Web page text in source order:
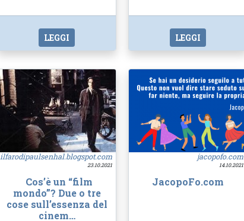
LEGGI LEGGI
ilfarodipaulsenhal.blogspot.com
23.10.2021
Cos’è un “film
mondo”? Due o tre
cose sull’essenza del
cinem…
jacopofo.com
14.10.2021
JacopoFo.com